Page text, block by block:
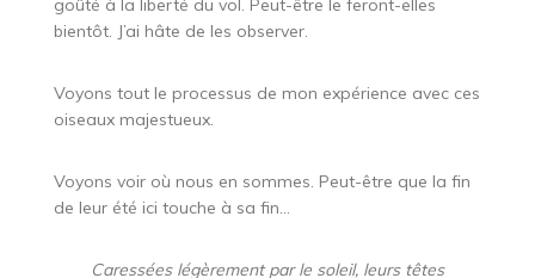
goûté à la liberté du vol. Peut-être le feront-elles
bientôt. J’ai hâte de les observer.
Voyons tout le processus de mon expérience avec ces
oiseaux majestueux.
Voyons voir où nous en sommes. Peut-être que la fin
de leur été ici touche à sa fin…
Caressées légèrement par le soleil, leurs têtes